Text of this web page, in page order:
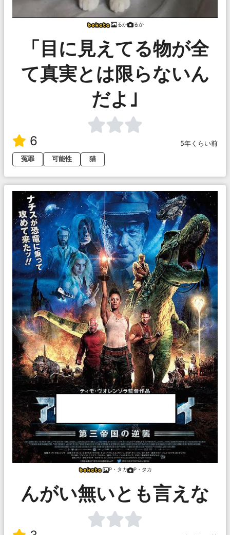
るか るか
「目に見えてる物が全
て真実とは限らないん
だよ｣
6
5年くらい前
冤罪
可能性 猫
P・タカ P・タカ
んがい無いとも言えな